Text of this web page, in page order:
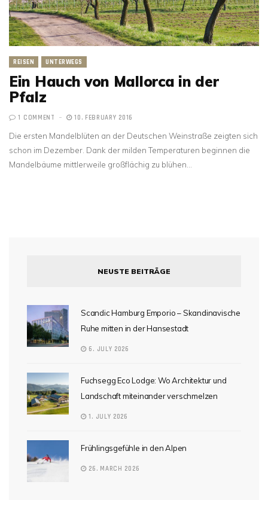
REISEN UNTERWEGS
Ein Hauch von Mallorca in der
Pfalz
1 COMMENT 10. FEBRUARY 2016
Die ersten Mandelblüten an der Deutschen Weinstraße zeigten sich
schon im Dezember. Dank der milden Temperaturen beginnen die
Mandelbäume mittlerweile großflächig zu blühen…
NEUSTE BEITRÄGE
Scandic Hamburg Emporio – Skandinavische
Ruhe mitten in der Hansestadt
6. JULY 2026
Fuchsegg Eco Lodge: Wo Architektur und
Landschaft miteinander verschmelzen
1. JULY 2026
Frühlingsgefühle in den Alpen
26. MARCH 2026